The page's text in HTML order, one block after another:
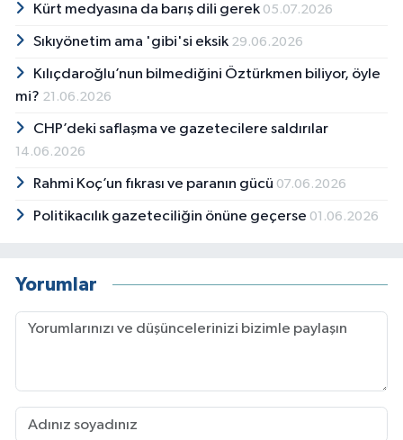
Kürt medyasına da barış dili gerek 05.07.2026
Sıkıyönetim ama 'gibi'si eksik 29.06.2026
Kılıçdaroğlu’nun bilmediğini Öztürkmen biliyor, öyle
mi? 21.06.2026
CHP’deki saflaşma ve gazetecilere saldırılar
14.06.2026
Rahmi Koç’un fıkrası ve paranın gücü 07.06.2026
Politikacılık gazeteciliğin önüne geçerse 01.06.2026
Yorumlar